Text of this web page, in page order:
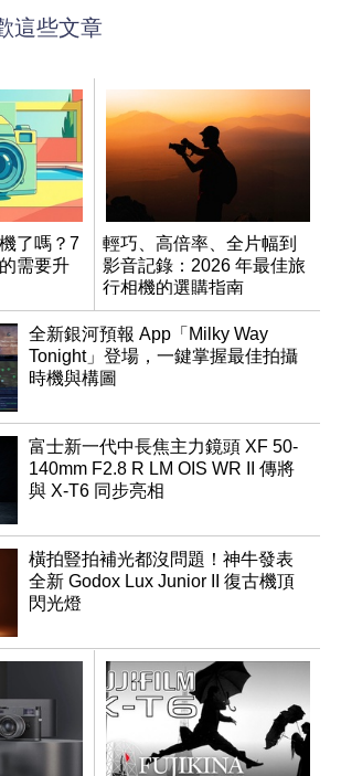
這些文章
了嗎？7
需要升
輕巧、高倍率、全片幅到
影音記錄：2026 年最佳旅
行相機的選購指南
全新銀河預報 App「Milky Way
Tonight」登場，一鍵掌握最佳拍攝
時機與構圖
富士新一代中長焦主力鏡頭 XF 50-
140mm F2.8 R LM OIS WR II 傳將
與 X-T6 同步亮相
橫拍豎拍補光都沒問題！神牛發表
全新 Godox Lux Junior II 復古機頂
閃光燈